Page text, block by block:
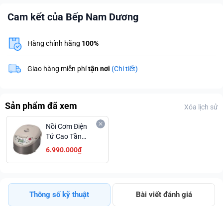
Cam kết của Bếp Nam Dương
Hàng chính hãng 100%
Giao hàng miễn phítận nơi (Chi tiết)
Sản phẩm đã xem Xóa lịch sử
Nồi Cơm Điện
Tử Cao Tần
Tiger JKW-
A18W, Nhiều
6.990.000₫
Thông số kỹ thuật Bài viết đánh giá